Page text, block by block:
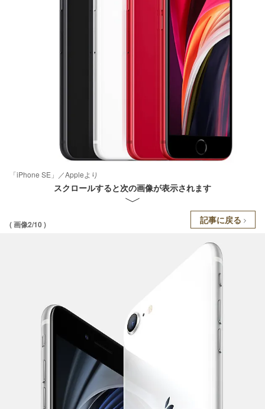
「iPhone SE」／Appleより
スクロールすると次の画像が表示されます
( 画像2/10 ) 記事に戻る